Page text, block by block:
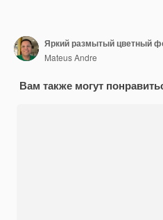
Яркий размытый цветный
Mateus Andre
Вам также могут